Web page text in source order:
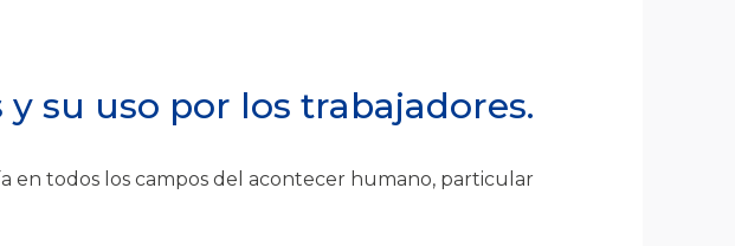
y su uso por los trabajadores.
en todos los campos del acontecer humano, particular